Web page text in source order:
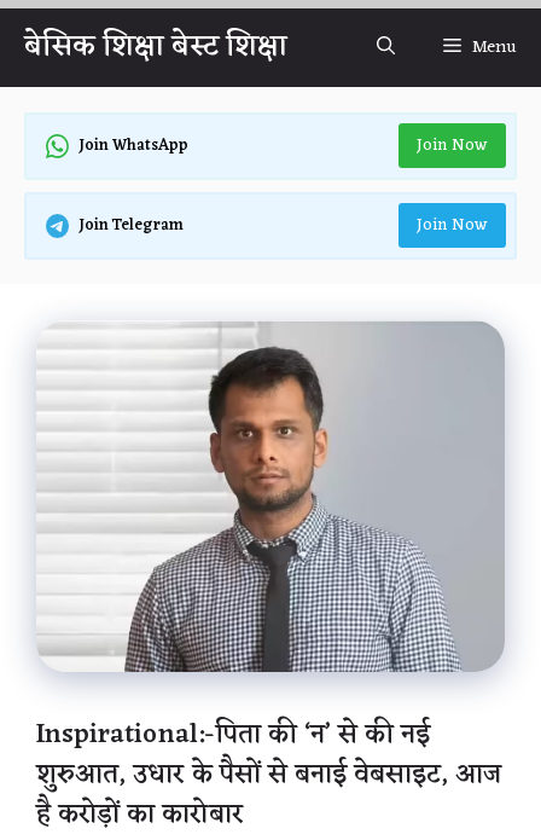
Skip
content
बेसिक शिक्षा बेस्ट शिक्षा Menu
Join WhatsApp Join Now
Join Telegram Join Now
Inspirational:-पिता की ‘न’ से की नई
शुरुआत, उधार के पैसों से बनाई वेबसाइट, आज
है करोड़ों का कारोबार